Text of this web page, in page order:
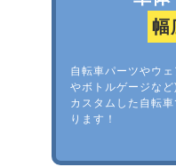
幅
自転車パーツやウ
やボトルゲージなど
カスタムした自転
ります！